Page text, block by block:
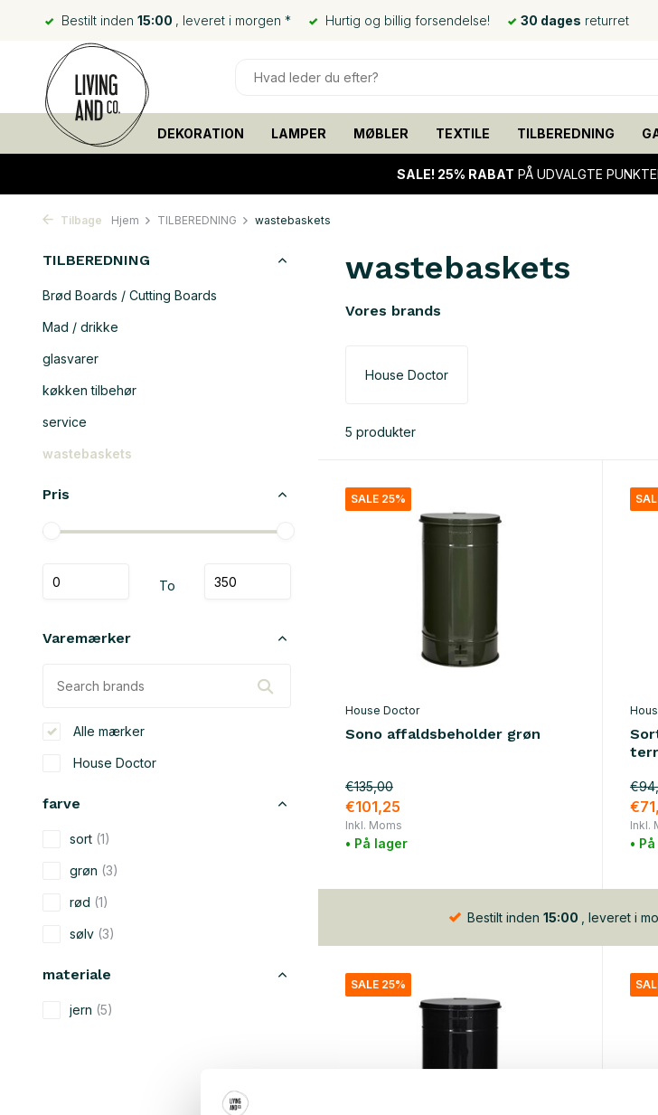
Bestilt inden 15:00 , leveret i morgen * Hurtig og billig forsendelse! 30 dages returret
DEKORATION LAMPER MØBLER TEXTILE TILBEREDNING
SALE! 25% RABAT PÅ UDVALGTE
Tilbage Hjem TILBEREDNING wastebaskets
TILBEREDNING
Brød Boards / Cutting Boards
Mad / drikke
glasvarer
køkken tilbehør
service
wastebaskets
Pris
To
Varemærker
Alle mærker
House Doctor
farve
sort (1)
grøn (3)
rød (1)
sølv (3)
materiale
jern (5)
wastebaskets
Vores brands
House Doctor
5 produkter
SALE 25%
House Doctor
Sono affaldsbeholder grøn
€135,00
€101,25
Inkl. Moms
• På lager
Inkl.
•
Bestilt inden 15:00 , leveret i
SALE 25%